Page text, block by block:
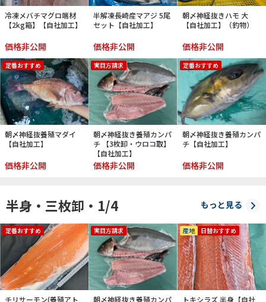
冷凍メバチマグロ端材
【2kg箱】【自社加工】
価格非公開
半解凍長崎産マアジ 5尾
セット【自社加工】
価格非公開
朝〆神経抜きハモ 大
【自社加工】（釣物）
価格非公開
定番おすすめ
朝〆神経抜養殖マダイ
【自社加工】
価格非公開
実目方請求
朝〆神経抜き養殖カンパ
チ 【3枚卸・ウロコ取】
【自社加工】
価格非公開
定番おすすめ
朝〆神経抜き養殖カンパ
チ【自社加工】
価格非公開
半身・三枚卸・1/4 もっと見る
定番おすすめ
チリサーモン(養殖アト
実目方請求
朝〆神経抜き養殖カンパ
産地 日替おすすめ
トキシラズ 半身【自社